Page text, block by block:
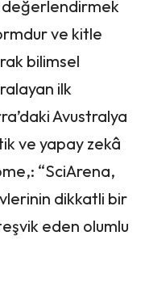
değerlendirmek
ve kitle
bilimsel
ilk
Avustralya
ve yapay zekâ
“SciArena,
dikkatli bir
eden olumlu